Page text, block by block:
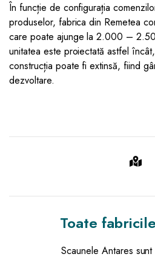
În funcție de configurația
produselor, fabrica din Remetea
care poate ajunge la 2.000 –
unitatea este proiectată astfel
construcția poate fi extinsă, fiind
dezvoltare.
Toate
Scaunele Antares